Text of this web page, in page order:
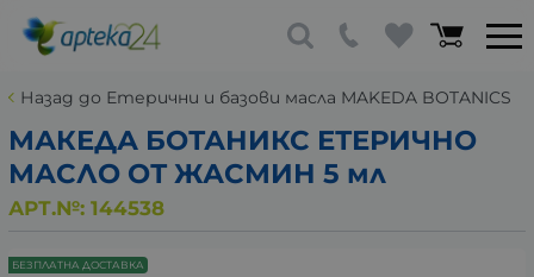
Назад до Етерични и базови масла MAKEDA BOTANICS
МАКЕДА БОТАНИКС ЕТЕРИЧНО
МАСЛО ОТ ЖАСМИН 5 мл
АРТ.№: 144538
БЕЗПЛАТНА ДОСТАВКА